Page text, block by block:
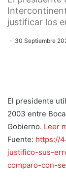
justificar los
30 Septiembre
El presidente
2003 entre
Gobierno. Leer
Fuente: https://
justifico-sus-
comparo-con-